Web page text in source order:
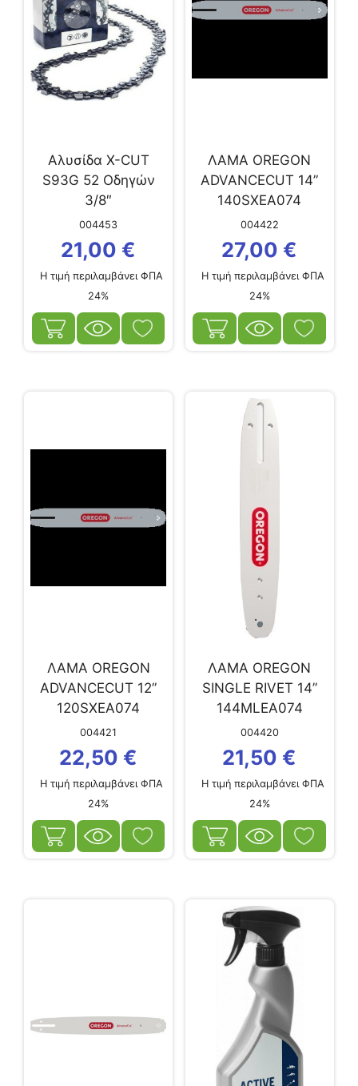
Αλυσίδα Χ-CUT
S93G 52 Οδηγών
3/8″
004453
21,00 €
Η τιμή περιλαμβάνει ΦΠΑ
24%
ΛΑΜΑ OREGON
ADVANCECUT 14”
140SXEA074
004422
27,00 €
Η τιμή περιλαμβάνει ΦΠΑ
24%
ΛΑΜΑ OREGON
ADVANCECUT 12”
120SXEA074
004421
22,50 €
Η τιμή περιλαμβάνει ΦΠΑ
24%
ΛΑΜΑ OREGON
SINGLE RIVET 14”
144MLEA074
004420
21,50 €
Η τιμή περιλαμβάνει ΦΠΑ
24%